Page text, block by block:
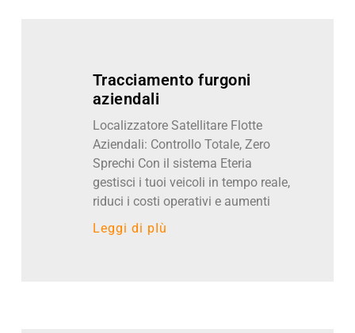
Tracciamento furgoni
aziendali
Localizzatore Satellitare Flotte
Aziendali: Controllo Totale, Zero
Sprechi Con il sistema Eteria
gestisci i tuoi veicoli in tempo reale,
riduci i costi operativi e aumenti
Leggi di pIù